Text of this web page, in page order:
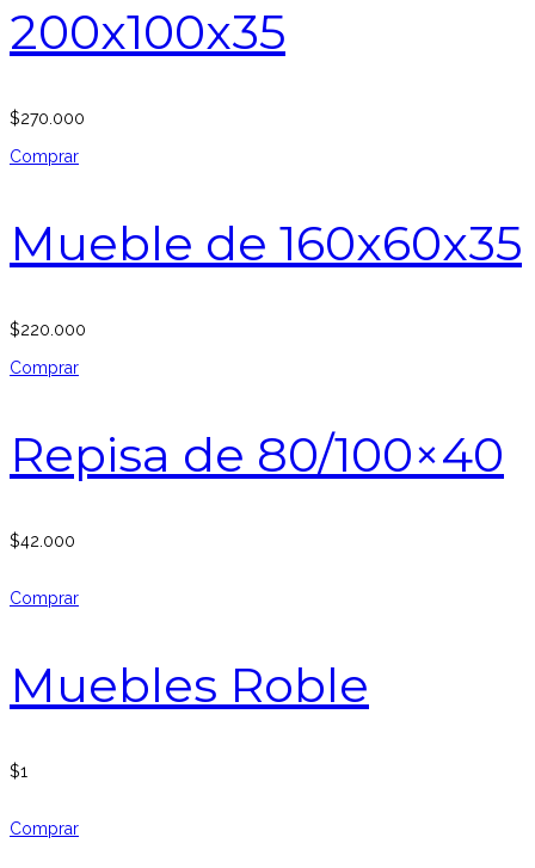
200x100x35
$270.000
Comprar
Mueble de 160x60x35
$220.000
Comprar
Repisa de 80/100×40
$42.000
Comprar
Muebles Roble
$1
Comprar